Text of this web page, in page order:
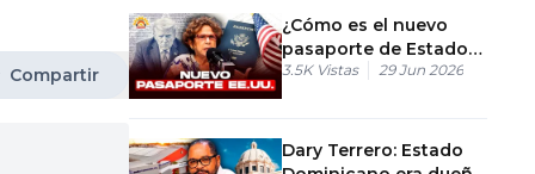
Compartir
¿Cómo es el nuevo
pasaporte de Estados
Unidos con Donald
3.5K Vistas 29 Jun 2026
Dary Terrero: Estado